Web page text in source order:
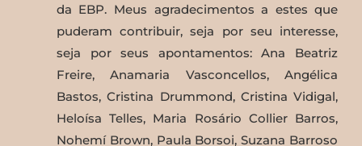
da EBP. Meus agradecimentos a estes que
puderam contribuir, seja por seu interesse,
seja por seus apontamentos: Ana Beatriz
Freire, Anamaria Vasconcellos, Angélica
Bastos, Cristina Drummond, Cristina Vidigal,
Heloísa Telles, Maria Rosário Collier Barros,
Nohemí Brown, Paula Borsoi, Suzana Barroso